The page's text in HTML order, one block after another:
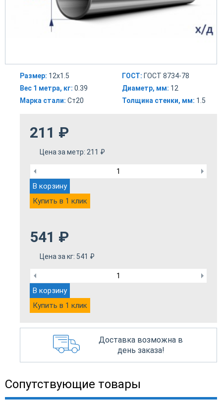
Размер: 12х1.5
Вес 1 метра, кг: 0.39
Марка стали: Ст20
ГОСТ: ГОСТ 8734-78
Диаметр, мм: 12
Толщина стенки, мм: 1.5
211 ₽
Цена за метр: 211 ₽
В корзину
Купить в 1 клик
541 ₽
Цена за кг: 541 ₽
В корзину
Купить в 1 клик
Доставка возможна в
день заказа!
Сопутствующие товары